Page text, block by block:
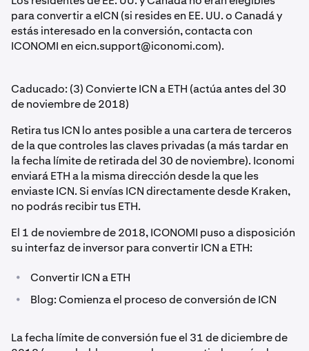
para convertir a eICN (si resides en EE. UU. o Canadá y
estás interesado en la conversión, contacta con
ICONOMI eneicn.support@iconomi.com).
Caducado: (3) Convierte ICN a ETH (actúa antes del 30
de noviembre de 2018)
Retira tus ICN lo antes posible a una cartera de terceros
de la que controles las claves privadas (a más tardar en
la fecha límite de retirada del 30 de noviembre). Iconomi
enviará ETH a la misma dirección desde la que les
enviaste ICN. Si envías ICN directamente desde Kraken,
no podrás recibir tus ETH.
El 1 de noviembre de 2018, ICONOMI puso a disposición
su interfaz de inversor para convertir ICN a ETH:
• Convertir ICN a ETH
• Blog: Comienza el proceso de conversión de ICN
La fecha límite de conversión fue el 31 de diciembre de